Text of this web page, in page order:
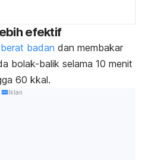
efektif
badan dan membakar
bolak-balik selama 10 menit
60 kkal.
Iklan